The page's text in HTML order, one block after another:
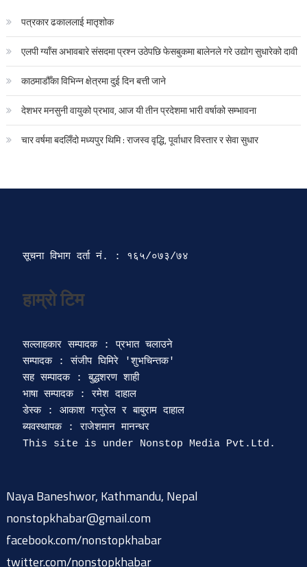
पत्रकार ढकाललाई मातृशोक
एलपी ग्याँस अभावबारे संसदमा प्रश्न उठेपछि फेसबुकमा बालेनले गरे उद्योग सुधारेको दावी
काठमाडौँका विभिन्न क्षेत्रमा दुई दिन बत्ती जाने
देशभर मनसुनी वायुको प्रभाव, आज यी तीन प्रदेशमा भारी वर्षाको सम्भावना
चार वर्षमा बदलिँदो मध्यपुर थिमि : राजस्व वृद्धि, पूर्वाधार विस्तार र सेवा सुधार
सूचना विभाग दर्ता‍ नं. : १६५/०७३/७४
हाम्रो टिम
सल्लाहकार सम्पादक : प्रभात चलाउने
सम्पादक : संजीप घिमिरे 'शुभचिन्तक'
सह सम्पादक : बुद्धशरण शाही
भाषा सम्पादक : रमेश दाहाल
डेस्क : आकाश गजुरेल र बाबुराम दाहाल
ब्यवस्थापक : राजेशमान मानन्धर
Naya Baneshwor, Kathmandu, Nepal
nonstopkhabar@gmail.com
facebook.com/nonstopkhabar
twitter.com/nonstopkhabar